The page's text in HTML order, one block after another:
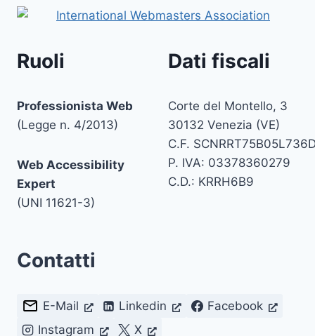
Ruoli
Professionista Web
(Legge n. 4/2013)
Web Accessibility
Expert
(UNI 11621-3)
Dati fiscali
Corte del Montello, 3
30132 Venezia (VE)
C.F.
P. IVA: 03378360279
C.D.: KRRH6B9
Contatti
E-Mail Linkedin
Facebook
Instagram
X